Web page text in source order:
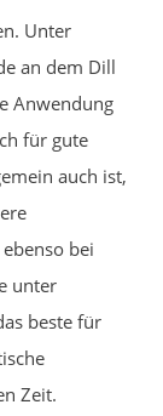
Unter
an dem Dill
Anwendung
für gute
auch ist,
bei
unter
beste für
Zeit.